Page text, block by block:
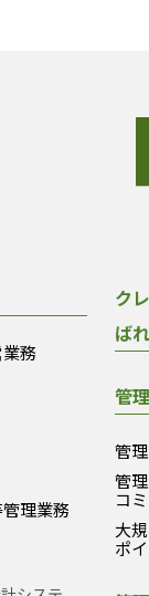
務
理業務
ク
ば
管
管
管
コ
大
ポ